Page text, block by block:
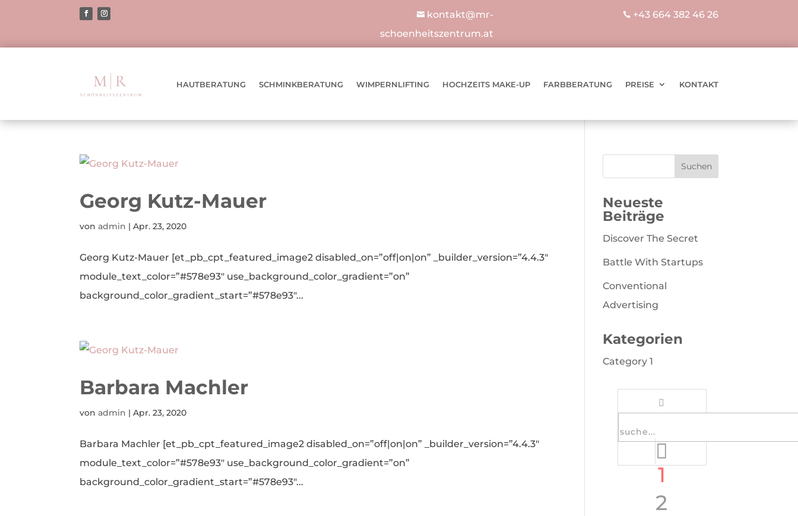
 kontakt@mr-
schoenheitszentrum.at
+43 664 382 46 26
HAUTBERATUNG SCHMINKBERATUNG WIMPERNLIFTING HOCHZEITS MAKE-UP FARBBERATUNG PREISE KONTAKT
Georg Kutz-Mauer
vonadmin |Apr. 23, 2020
Georg Kutz-Mauer [et_pb_cpt_featured_image2 disabled_on=”off|on|on” _builder_version=”4.4.3″
module_text_color=”#578e93″ use_background_color_gradient=”on”
background_color_gradient_start=”#578e93″...
Barbara Machler
vonadmin |Apr. 23, 2020
Barbara Machler [et_pb_cpt_featured_image2 disabled_on=”off|on|on” _builder_version=”4.4.3″
module_text_color=”#578e93″ use_background_color_gradient=”on”
background_color_gradient_start=”#578e93″...
Neueste
Beiträge
Discover The Secret
Battle With Startups
Conventional
Advertising
Kategorien
Category 1
Sylvia Musterfrau
Nadja Bauer-Bürger
Klaus Kronlechner
Hans-Joachim Braunegger
Georg Kutz-Mauer
1
2